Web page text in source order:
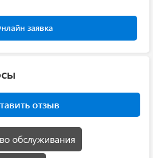
заявка
отзыв
обслуживания